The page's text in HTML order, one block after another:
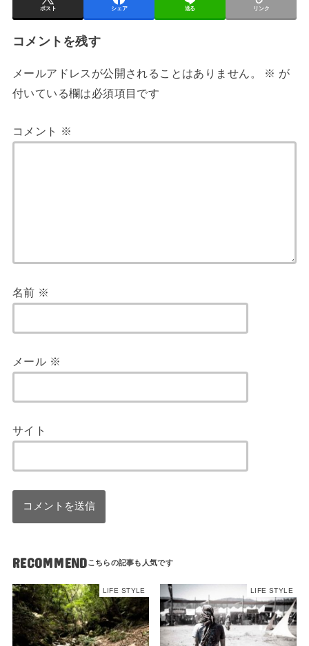
ポスト シェア 送る リンク
コメントを残す
メールアドレスが公開されることはありません。 ※ が
付いている欄は必須項目です
コメント ※
名前 ※
メール ※
サイト
RECOMMEND
LIFE STYLE LIFE STYLE